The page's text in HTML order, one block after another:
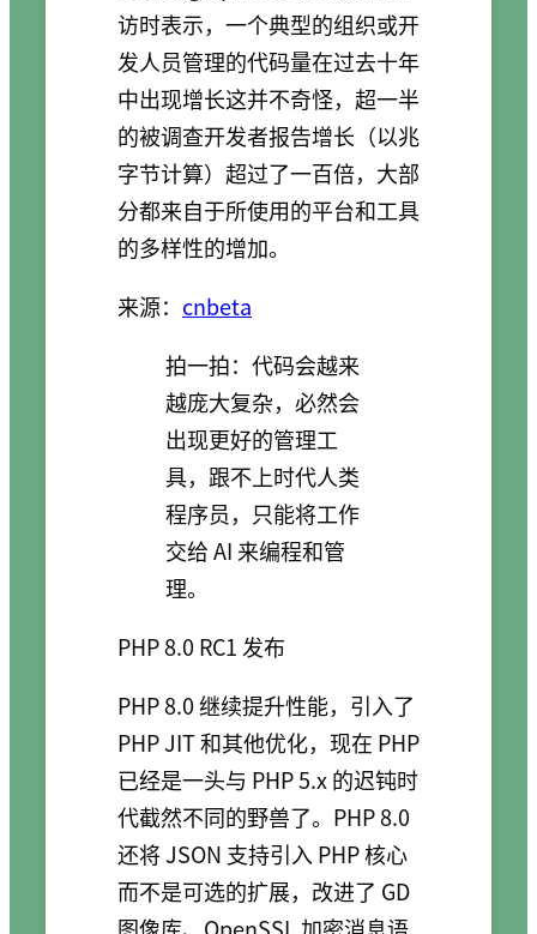
访时表示，一个典型的组织或开
发人员管理的代码量在过去十年
中出现增长这并不奇怪，超一半
的被调查开发者报告增长（以兆
字节计算）超过了一百倍，大部
分都来自于所使用的平台和工具
的多样性的增加。
来源： cnbeta
拍一拍：代码会越来
越庞大复杂，必然会
出现更好的管理工
具，跟不上时代人类
程序员，只能将工作
交给 AI 来编程和管
理。
PHP 8.0 RC1 发布
PHP 8.0 继续提升性能，引入了
PHP JIT 和其他优化，现在 PHP
已经是一头与 PHP 5.x 的迟钝时
代截然不同的野兽了。PHP 8.0
还将 JSON 支持引入 PHP 核心
而不是可选的扩展，改进了 GD